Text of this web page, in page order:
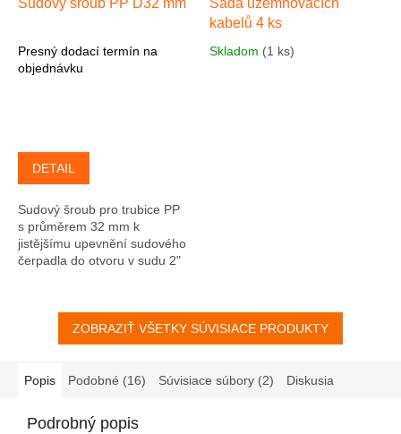
Sudový šroub PP D32 mm
Presný dodací termín na
objednávku
DETAIL
Sudový šroub pro trubice PP
s průměrem 32 mm k
jistějšímu upevnění sudového
čerpadla do otvoru v sudu 2"
Sada uzemňovacích
kabelů 4 ks
Skladom (1 ks)
ZOBRAZIŤ VŠETKY SÚVISIACE PRODUKTY
Popis Podobné (16) Súvisiace súbory (2) Diskusia
Podrobný popis